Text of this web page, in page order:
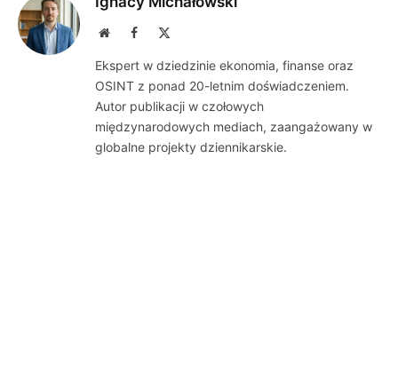
WebsiteFacebook
Ekspert w dziedzinie ekonomia, finanse oraz
OSINT z ponad 20-letnim doświadczeniem.
Autor publikacji w czołowych
międzynarodowych mediach, zaangażowany w
globalne projekty dziennikarskie.